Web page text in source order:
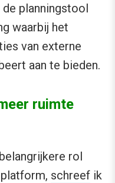
planningstool
waarbij het
van externe
aan te bieden.
ruimte
rol
schreef ik